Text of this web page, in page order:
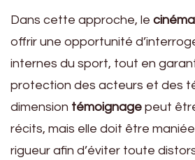
Dans cette approche, le
offrir une opportunité
internes du sport, tout en
protection des acteurs et des
dimension témoignage peut
récits, mais elle doit être
rigueur afin d’éviter toute